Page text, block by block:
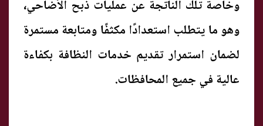
وخاصة تلك الناتجة عن عمليات ذبح الأضاحي،
وهو ما يتطلب استعدادًا مكثفًا ومتابعة مستمرة
لضمان استمرار تقديم خدمات النظافة بكفاءة
عالية في جميع المحافظات.